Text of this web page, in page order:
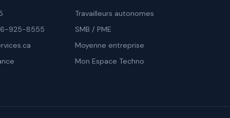
925-8555
Travailleurs autonomes
SMB / PME
Moyenne entreprise
Mon Espace Techno